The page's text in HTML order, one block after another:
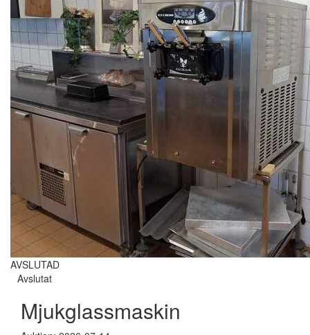
AVSLUTAD
Avslutat
Mjukglassmaskin